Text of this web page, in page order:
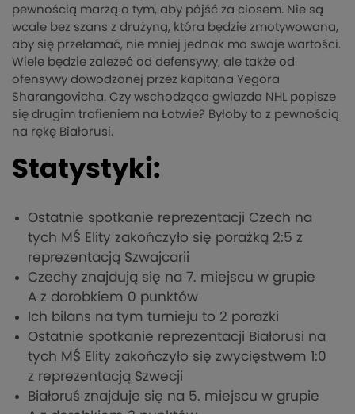
pewnością marzą o tym, aby pójść za ciosem. Nie są
wcale bez szans z drużyną, która będzie zmotywowana,
aby się przełamać, nie mniej jednak ma swoje wartości.
Wiele będzie zależeć od defensywy, ale także od
ofensywy dowodzonej przez kapitana Yegora
Sharangovicha. Czy wschodząca gwiazda NHL popisze
się drugim trafieniem na Łotwie? Byłoby to z pewnością
na rękę Białorusi.
Statystyki:
Ostatnie spotkanie reprezentacji Czech na
tych MŚ Elity zakończyło się porażką 2:5 z
reprezentacją Szwajcarii
Czechy znajdują się na 7. miejscu w grupie
A z dorobkiem 0 punktów
Ich bilans na tym turnieju to 2 porażki
Ostatnie spotkanie reprezentacji Białorusi na
tych MŚ Elity zakończyło się zwycięstwem 1:0
z reprezentacją Szwecji
Białoruś znajduje się na 5. miejscu w grupie